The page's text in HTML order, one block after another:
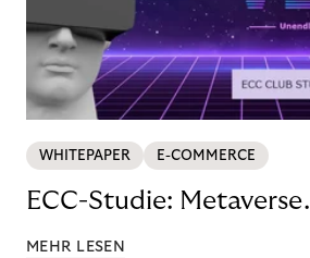
WHITEPAPER E-COMMERCE
ECC-Studie: Metaverse.
MEHR LESEN